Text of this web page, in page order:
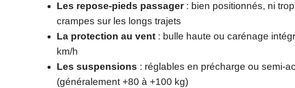
Les repose-pieds passager: bien positionnés, ni
crampes sur les longs trajets
La protection au vent : bulle haute ou carénage
km/h
Les suspensions : réglables en précharge ou semi-
(généralement +80 à +100 kg)